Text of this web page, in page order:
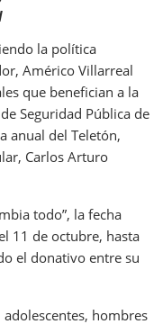
la política
Américo Villarreal
que benefician a la
Seguridad Pública de
anual del Teletón,
Carlos Arturo
todo”, la fecha
11 de octubre, hasta
el donativo entre su
adolescentes, hombres